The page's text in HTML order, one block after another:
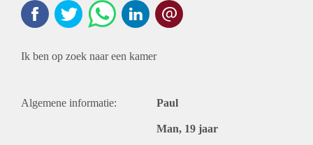
Ik ben op zoek naar een kamer
Algemene informatie: Paul
Man, 19 jaar